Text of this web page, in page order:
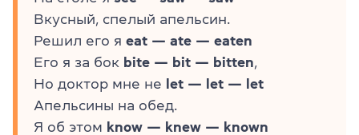
Вкусный, спелый апельсин.
Решил его я eat — ate — eaten
Его я за бок bite — bit — bitten,
Но доктор мне не
let — let — let
Апельсины на обед.
Я об этом know — knew — known